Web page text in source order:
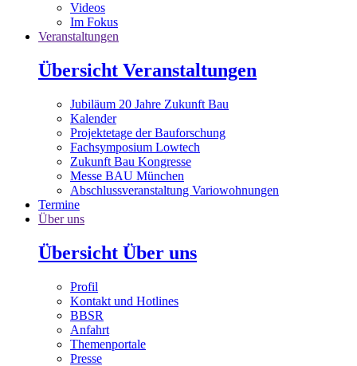
Videos
Im Fokus
Veranstaltungen
Übersicht Veranstaltungen
Jubiläum 20 Jahre Zukunft Bau
Kalender
Projektetage der Bauforschung
Fachsymposium Lowtech
Zukunft Bau Kongresse
Messe BAU München
Abschlussveranstaltung Variowohnungen
Termine
Über uns
Übersicht Über uns
Profil
Kontakt und Hotlines
BBSR
Anfahrt
Themenportale
Presse